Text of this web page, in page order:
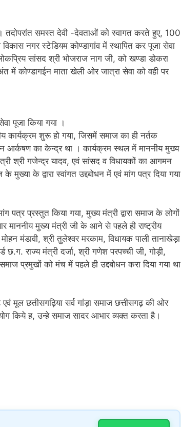
तदोपरांत समस्त देवी -देवताओं को स्वागत करते हुए, 100
नगर स्टेडियम कोण्डागांव में स्थापित कर पूजा सेवा
सांसद श्री भोजराज नाग जी, को खण्डा डोकरा
कोण्डागईन माता खेली ओर जात्रा सेवा को वही पर
पूजा किया गया ।
कार्यक्रम शुरू हो गया, जिसमें समाज का ही नर्तक
आर्कषण का केन्द्र था । कार्यक्रम स्थल में माननीय मुख्य
श्री गजेन्द्र यादव, एवं सांसद व विधायकों का आगमन
के द्वारा स्वांगत उद्दबोधन में एवं मांग पत्र दिया गया
पत्र प्रस्तुत किया गया, मुख्य मंत्री द्वारा समाज के लोगों
माननीय मुख्य मंत्री जी के आने से पहले ही राष्ट्रीय
मोहन मंडावी, श्री तुलेश्वर मरकाम, विधायक पाली तानाखेड़ा
छ.ग. राज्य मंत्री दर्जा, श्री गणेश परपच्ची जी, गोड़ी,
प्रमुखों को मंच में पहले ही उद्दबोधन करा दिया गया था
मूल छतीसगढ़िया सर्व गांड़ा समाज छत्तीसगढ़ की ओर
किये ह, उन्हे समाज सादर आभार व्यक्त करता है।